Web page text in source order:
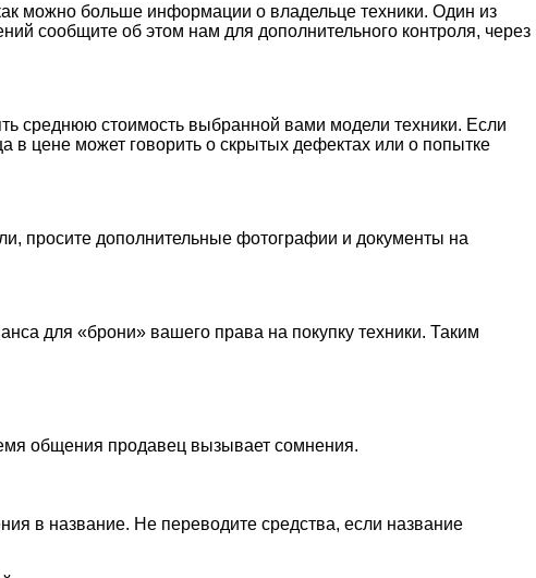
можно больше информации о владельце техники. Один из
сообщите об этом нам для дополнительного контроля, через
среднюю стоимость выбранной вами модели техники. Если
в цене может говорить о скрытых дефектах или о попытке
просите дополнительные фотографии и документы на
для «брони» вашего права на покупку техники. Таким
общения продавец вызывает сомнения.
в название. Не переводите средства, если название